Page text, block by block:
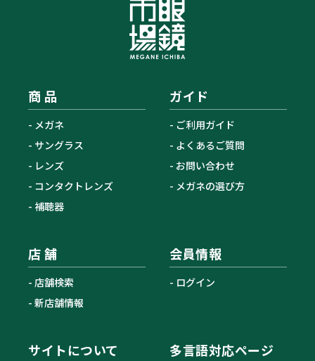
商 品
メガネ
サングラス
レンズ
コンタクトレンズ
補聴器
ガイド
ご利用ガイド
よくあるご質問
お問い合わせ
メガネの選び方
店 舗
店舗検索
新店舗情報
会員情報
ログイン
サイトについて 多言語対応ページ